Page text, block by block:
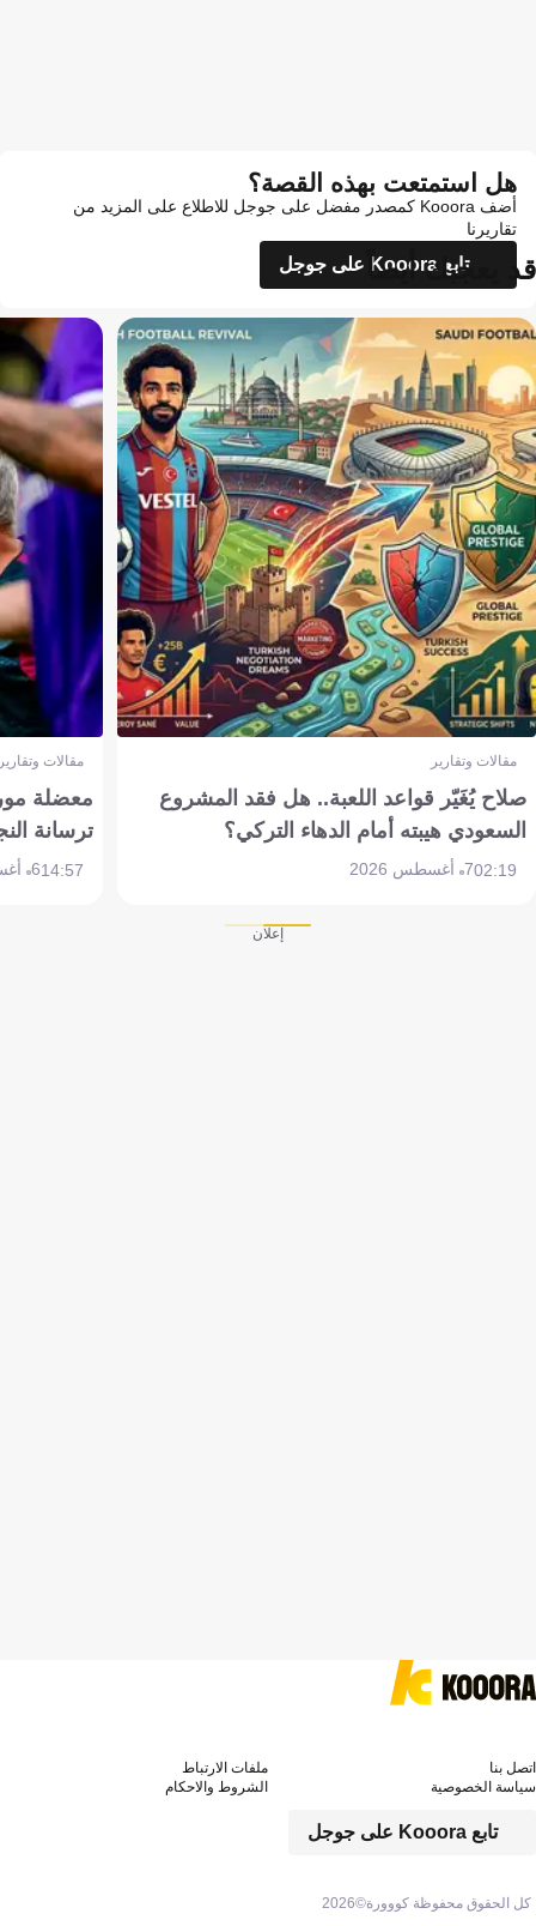
هل استمتعت بهذه القصة؟
أضف Kooora كمصدر مفضل على جوجل للاطلاع على المزيد من
تقاريرنا
تابع Kooora على جوجل
قد يعجبك أيضاً
مقالات وتقارير
صلاح يُغَيّر قواعد اللعبة.. هل فقد المشروع
السعودي هيبته أمام الدهاء التركي؟
02:197 أغسطس 2026
مقالات
معضلة
ترسانة
14:576 أغسطس 2026
إعلان
كل الحقوق محفوظة كووورة©2026
تابع Kooora على جوجل
اتصل بنا
ملفات الارتباط
سياسة الخصوصية
الشروط والاحكام